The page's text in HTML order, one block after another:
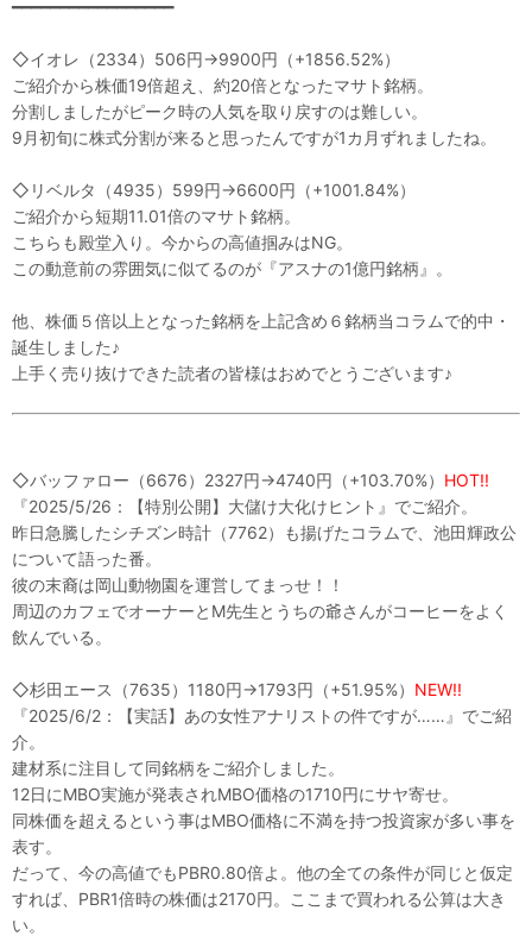
━━━━━━━━━━━━━━━━━
◇イオレ（2334）506円→9900円（+1856.52%）
ご紹介から株価19倍超え、約20倍となったマサト銘柄。
分割しましたがピーク時の人気を取り戻すのは難しい。
9月初旬に株式分割が来ると思ったんですが1カ月ずれましたね。
◇リベルタ（4935）599円→6600円（+1001.84%）
ご紹介から短期11.01倍のマサト銘柄。
こちらも殿堂入り。今からの高値掴みはNG。
この動意前の雰囲気に似てるのが『アスナの1億円銘柄』。
他、株価５倍以上となった銘柄を上記含め６銘柄当コラムで的中・
誕生しました♪
上手く売り抜けできた読者の皆様はおめでとうございます♪
◇バッファロー（6676）2327円→4740円（+103.70%） HOT!!
『2025/5/26：【特別公開】大儲け大化けヒント』でご紹介。
昨日急騰したシチズン時計（7762）も揚げたコラムで、池田輝政公
について語った番。
彼の末裔は岡山動物園を運営してまっせ！！
周辺のカフェでオーナーとM先生とうちの爺さんがコーヒーをよく
飲んでいる。
◇杉田エース（7635）1180円→1793円（+51.95%） NEW!!
『2025/6/2：【実話】あの女性アナリストの件ですが……』でご紹
介。
建材系に注目して同銘柄をご紹介しました。
12日にMBO実施が発表されMBO価格の1710円にサヤ寄せ。
同株価を超えるという事はMBO価格に不満を持つ投資家が多い事を
表す。
だって、今の高値でもPBR0.80倍よ。他の全ての条件が同じと仮定
すれば、PBR1倍時の株価は2170円。ここまで買われる公算は大き
い。